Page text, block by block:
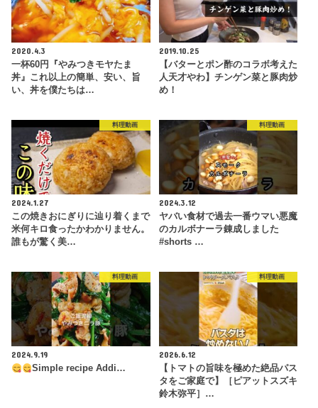
2020.4.3
一杯60円『やみつきモヤたま
丼』これ以上の簡単、安い、旨
い、丼を僕たちは…
2019.10.25
【バターとポン酢のコラボ考えた
人天才やわ】チンゲン菜と豚肉炒
め！
料理動画
2024.1.27
この焼きおにぎりに辿り着くまで
米何キロ食ったかわかりません。
誰もが驚く美…
料理動画
2024.3.12
ヤバい食材で過去一番ウマい悪魔
のカルボナーラ錬成しました
#shorts …
料理動画
2024.9.19
Simple recipe Addi…
料理動画
2026.6.12
【トマトの旨味を極めた絶品パス
タをご家庭で】［ピアットスズキ
鈴木弥平］…